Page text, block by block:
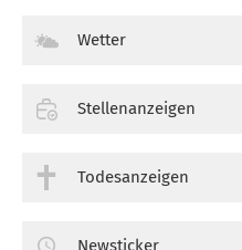
Wetter
Stellenanzeigen
Todesanzeigen
Newsticker